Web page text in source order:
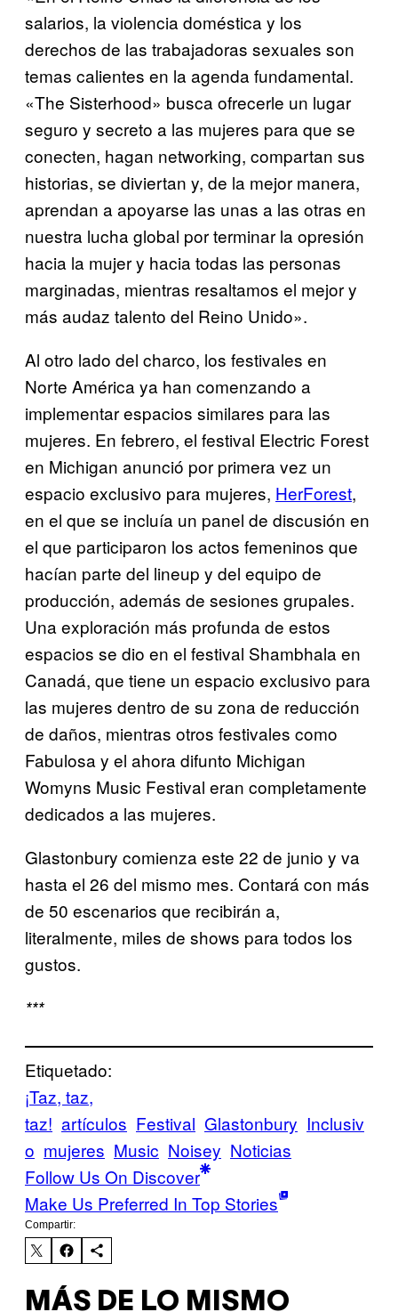
salarios, la violencia doméstica y los
derechos de las trabajadoras sexuales son
temas calientes en la agenda fundamental.
«The Sisterhood» busca ofrecerle un lugar
seguro y secreto a las mujeres para que se
conecten, hagan networking, compartan sus
historias, se diviertan y, de la mejor manera,
aprendan a apoyarse las unas a las otras en
nuestra lucha global por terminar la opresión
hacia la mujer y hacia todas las personas
marginadas, mientras resaltamos el mejor y
más audaz talento del Reino Unido».
Al otro lado del charco, los festivales en
Norte América ya han comenzando a
implementar espacios similares para las
mujeres. En febrero, el festival Electric Forest
en Michigan anunció por primera vez un
espacio exclusivo para mujeres, HerForest,
en el que se incluía un panel de discusión en
el que participaron los actos femeninos que
hacían parte del lineup y del equipo de
producción, además de sesiones grupales.
Una exploración más profunda de estos
espacios se dio en el festival Shambhala en
Canadá, que tiene un espacio exclusivo para
las mujeres dentro de su zona de reducción
de daños, mientras otros festivales como
Fabulosa y el ahora difunto Michigan
Womyns Music Festival eran completamente
dedicados a las mujeres.
Glastonbury comienza este 22 de junio y va
hasta el 26 del mismo mes. Contará con más
de 50 escenarios que recibirán a,
literalmente, miles de shows para todos los
gustos.
***
Etiquetado:
¡Taz, taz,
taz! artículos Festival Glastonbury Inclusiv
o mujeres Music Noisey Noticias
Follow Us On Discover
Make Us Preferred In Top Stories
Compartir:
MÁS DE LO MISMO